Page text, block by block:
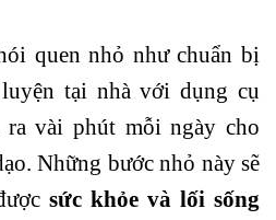
quen nhỏ như chuẩn bị
tại nhà với dụng cụ
ra vài phút mỗi ngày cho
Những bước nhỏ này sẽ
sức khỏe và lối sống